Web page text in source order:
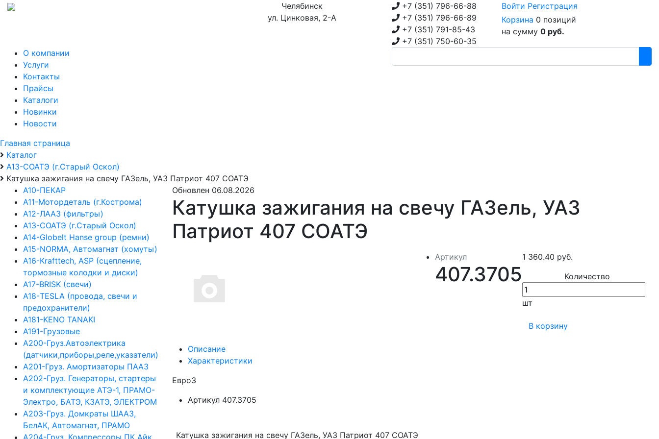
Челябинск
ул. Цинковая, 2-А
+7 (351) 796-66-88
+7 (351) 796-66-89
+7 (351) 791-85-43
+7 (351) 750-60-35
Войти Регистрация
Корзина 0 позиций
на сумму 0 руб.
О компании
Услуги
Контакты
Прайсы
Каталоги
Новинки
Новости
Главная страница
Каталог
А13-СОАТЭ (г.Старый Оскол)
Катушка зажигания на свечу ГАЗель, УАЗ Патриот 407 СОАТЭ
А10-ПЕКАР
А11-Мотордеталь (г.Кострома)
А12-ЛААЗ (фильтры)
А13-СОАТЭ (г.Старый Оскол)
А14-Globelt Hanse group (ремни)
А15-NORMA, Автомагнат (хомуты)
А16-Krafttech, ASP (сцепление,
тормозные колодки и диски)
А17-BRISK (свечи)
А18-TESLA (провода, свечи и
предохранители)
А181-KENO TANAKI
А191-Грузовые
А200-Груз.Автоэлектрика
(датчики,приборы,реле,указатели)
А201-Груз. Амортизаторы ПААЗ
А202-Груз. Генераторы, стартеры
и комплектующие АТЭ-1, ПРАМО-
Электро, БАТЭ, КЗАТЭ, ЭЛЕКТРОМ
А203-Груз. Домкраты ШААЗ,
БелАК, Автомагнат, ПРАМО
А204-Груз. Компрессоры ПК Айк,
Обновлен 06.08.2026
Катушка зажигания на свечу ГАЗель, УАЗ
Патриот 407 СОАТЭ
Артикул
407.3705
1 360.40 руб.
Количество
шт
В корзину
Описание
Характеристики
Евро3
Артикул 407.3705
Катушка зажигания на свечу ГАЗель, УАЗ Патриот 407 СОАТЭ